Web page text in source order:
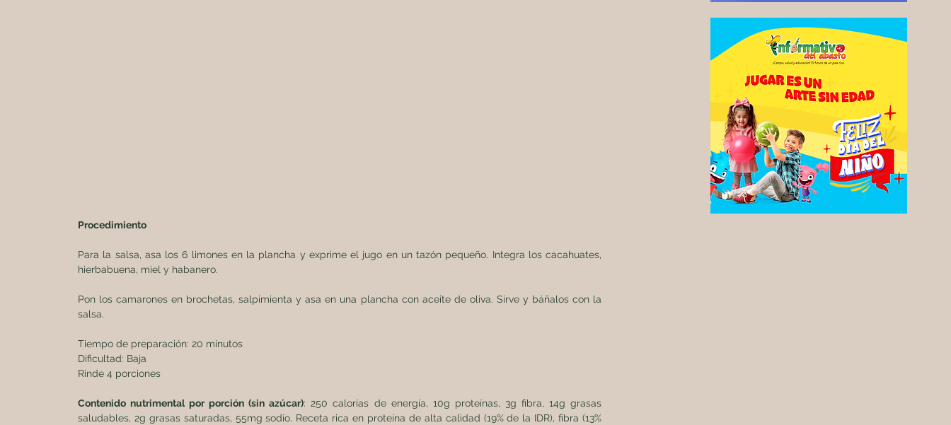
Procedimiento
Para la salsa, asa los 6 limones en la plancha y exprime el jugo en un tazón pequeño. Integra los cacahuates,
hierbabuena, miel y habanero.
Pon los camarones en brochetas, salpimienta y asa en una plancha con aceite de oliva. Sirve y báñalos con la
salsa.
Tiempo de preparación: 20 minutos
Dificultad: Baja
Rinde 4 porciones
Contenido nutrimental por porción (sin azúcar): 250 calorías de energía, 10g proteínas, 3g fibra, 14g grasas
saludables, 2g grasas saturadas, 55mg sodio. Receta rica en proteína de alta calidad (19% de la IDR), fibra (13%